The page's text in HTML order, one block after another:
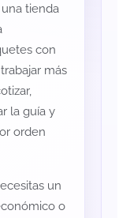
tienda
con
más
la guía y
orden
un
o